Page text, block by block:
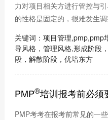
力对项目相关方进行管控与
的性格是固定的，很难发生
关键词：项目管理,pmp,pmp
导风格，管理风格,形成阶段
段，解散阶段，优培东方
PMP®培训报考前必须
PMP考考在报考前常见的一